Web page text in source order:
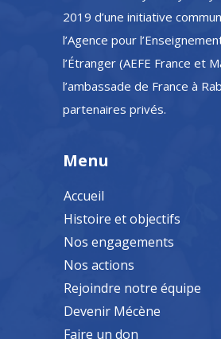
2019 d’une initiative
l’Agence pour
l’Étranger (AEFE France et
l’ambassade de France à
partenaires privés.
Menu
Accueil
Histoire et objectifs
Nos engagements
Nos actions
Rejoindre notre équipe
Devenir Mécène
Faire un don